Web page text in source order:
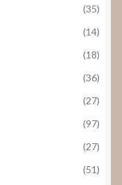
(35)
(14)
(18)
(36)
(27)
(97)
(27)
(51)